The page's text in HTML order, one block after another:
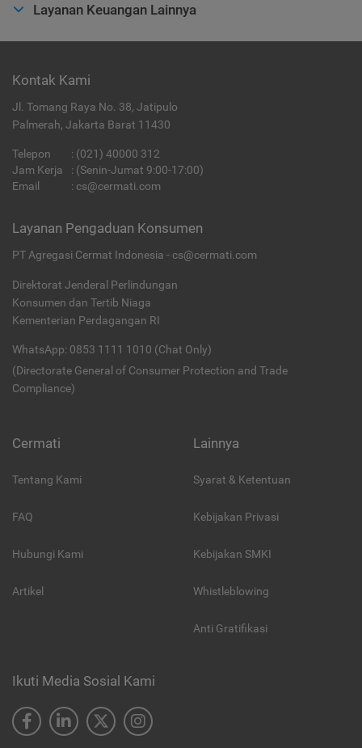
Layanan Keuangan Lainnya
Kontak Kami
Jl. Tomang Raya No. 38, Jatipulo
Palmerah, Jakarta Barat 11430
Telepon : (021) 40000 312
Jam Kerja
: (Senin-Jumat 9:00-17:00)
Email
: cs@cermati.com
Layanan Pengaduan Konsumen
PT Agregasi Cermat Indonesia - cs@cermati.com
Direktorat Jenderal Perlindungan
Konsumen dan Tertib Niaga
Kementerian Perdagangan RI
WhatsApp: 0853 1111 1010 (Chat Only)
(Directorate General of Consumer Protection and Trade
Compliance)
Cermati
Tentang Kami
FAQ
Hubungi Kami
Artikel
Lainnya
Syarat & Ketentuan
Kebijakan Privasi
Kebijakan SMKI
Whistleblowing
Anti Gratifikasi
Ikuti Media Sosial Kami